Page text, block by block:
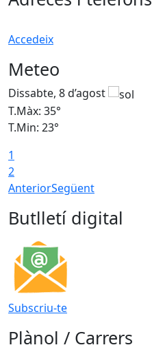
Accedeix
Meteo
Dissabte, 8 d’agost
T.Màx: 35°
T.Min: 23°
1
2
AnteriorSegüent
Butlletí digital
Subscriu-te
Plànol / Carrers